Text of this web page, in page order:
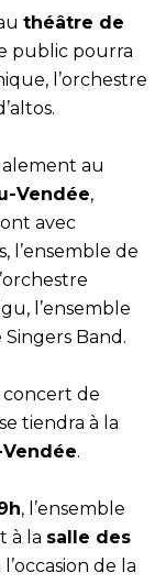
théâtre de
public pourra
l’orchestre
au
Vendée,
avec
l’ensemble de
l’ensemble
Band.
de
tiendra à la
.
, l’ensemble
à la salle des
l’occasion de la